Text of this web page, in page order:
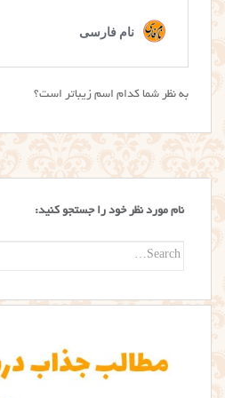
به نظر شما کدام اسم زیباتر است؟
نام مورد نظر خود را جستجو کنید:
Search